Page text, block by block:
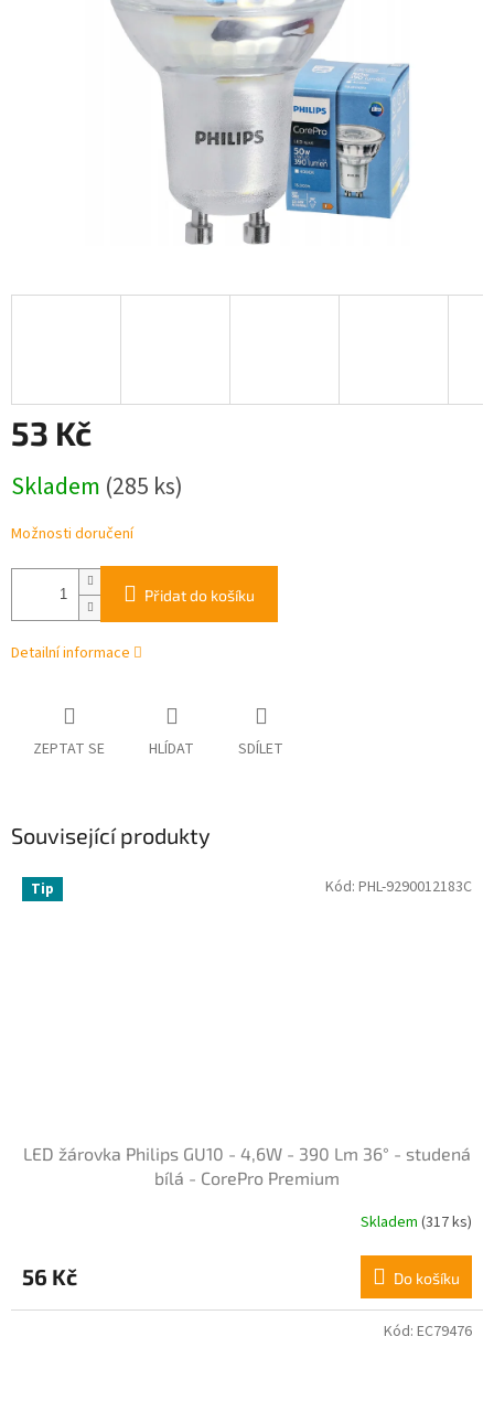
hvězdiček.
53 Kč
cena:
Skladem (285 ks)
Možnosti doručení
Přidat do košíku
Detailní informace
ZEPTAT SE HLÍDAT SDÍLET
Související produkty
Tip
LED žárovka Philips GU10 - 4,6W - 390 Lm 36° - studená
bílá - CorePro Premium
produktu
je
5,0
Skladem(317 ks)
56 Kč Do košíku
Kód: PHL-9290012183C
Kód: EC79476